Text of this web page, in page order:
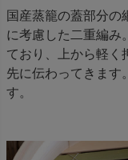
国産蒸籠の蓋部分の
に考慮した二重編み
ており、上から軽く
先に伝わってきます
す。